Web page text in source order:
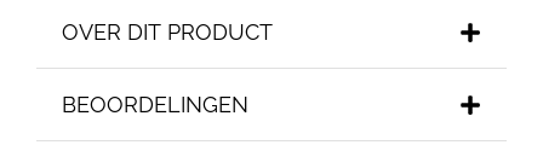
OVER DIT PRODUCT
BEOORDELINGEN